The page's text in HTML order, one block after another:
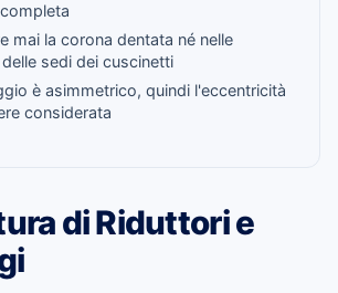
mai la corona dentata né nelle
sedi dei cuscinetti
è asimmetrico, quindi l'eccentricità
considerata
di Riduttori e